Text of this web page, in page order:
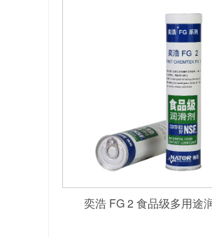
奕浩 FG 2 食品级多用途